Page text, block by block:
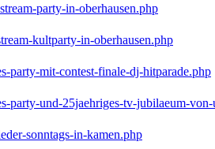
party-in-oberhausen.php
kultparty-in-oberhausen.php
party-mit-contest-finale-dj-hitparade.php
party-und-25jaehriges-tv-jubilaeum-
sonntags-in-kamen.php